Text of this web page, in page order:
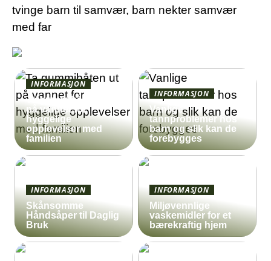
tvinge barn til samvær, barn nekter samvær
med far
INFORMASJON
Ta gummibåten ut
på vannet for
hyggelige
opplevelser med
familien
INFORMASJON
Vanlige
tannproblemer hos
barn og slik kan de
forebygges
INFORMASJON
Skånsomme
Håndsåper til Daglig
Bruk
INFORMASJON
Miljøvennlige
vaskemidler for et
bærekraftig hjem